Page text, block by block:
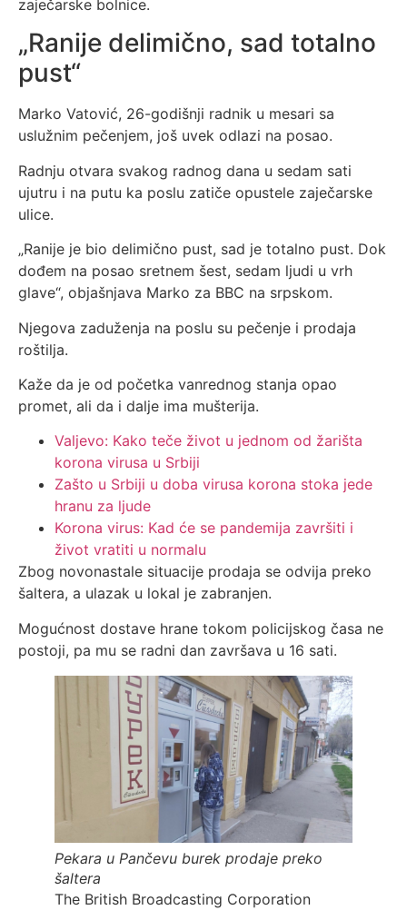
zaječarske bolnice.
„Ranije delimično, sad totalno
pust“
Marko Vatović, 26-godišnji radnik u mesari sa
uslužnim pečenjem, još uvek odlazi na posao.
Radnju otvara svakog radnog dana u sedam sati
ujutru i na putu ka poslu zatiče opustele zaječarske
ulice.
„Ranije je bio delimično pust, sad je totalno pust. Dok
dođem na posao sretnem šest, sedam ljudi u vrh
glave“, objašnjava Marko za BBC na srpskom.
Njegova zaduženja na poslu su pečenje i prodaja
roštilja.
Kaže da je od početka vanrednog stanja opao
promet, ali da i dalje ima mušterija.
Valjevo: Kako teče život u jednom od žarišta
korona virusa u Srbiji
Zašto u Srbiji u doba virusa korona stoka jede
hranu za ljude
Korona virus: Kad će se pandemija završiti i
život vratiti u normalu
Zbog novonastale situacije prodaja se odvija preko
šaltera, a ulazak u lokal je zabranjen.
Mogućnost dostave hrane tokom policijskog časa ne
postoji, pa mu se radni dan završava u 16 sati.
Pekara u Pančevu burek prodaje preko
šaltera
The British Broadcasting Corporation